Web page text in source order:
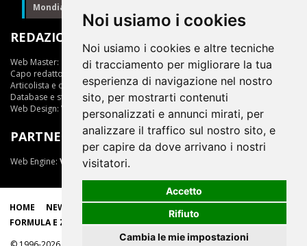
Noi usiamo i cookies
Noi usiamo i cookies e altre tecniche
di tracciamento per migliorare la tua
esperienza di navigazione nel nostro
sito, per mostrarti contenuti
personalizzati e annunci mirati, per
analizzare il traffico sul nostro sito, e
per capire da dove arrivano i nostri
visitatori.
Accetto
Rifiuto
Cambia le mie impostazioni
Mondiale Formula E
REDAZIONE
Web Master:
Ing.Daniele Muscarella
Capo redattore:
Articolista e opinionista:Giuseppe Cianci
Database e statistiche:Marcella Toschi
Web Design: Vittorio Arena
PARTNER
Web Engine: ViDa 3.0
HOME NEWS CLASSIFICHE
FORMULA E ZONE